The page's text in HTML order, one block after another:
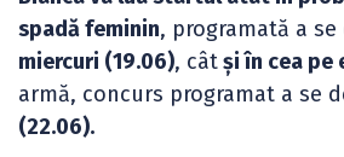
spadă feminin, programată a se
miercuri (19.06), câtși în cea pe
armă, concurs programat a se
(22.06).